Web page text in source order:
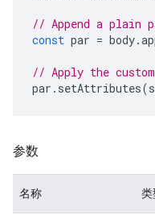
// Append a plain
const par = body.
// Apply the
par . setAttributes(
参数
名称 类